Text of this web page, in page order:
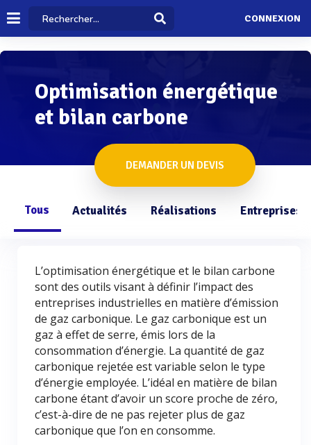
CONNEXION
Optimisation énergétique
et bilan carbone
DEMANDER UN DEVIS
Tous Actualités Réalisations Entreprises
L’optimisation énergétique et le bilan carbone
sont des outils visant à définir l’impact des
entreprises industrielles en matière d’émission
de gaz carbonique. Le gaz carbonique est un
gaz à effet de serre, émis lors de la
consommation d’énergie. La quantité de gaz
carbonique rejetée est variable selon le type
d’énergie employée. L’idéal en matière de bilan
carbone étant d’avoir un score proche de zéro,
c’est-à-dire de ne pas rejeter plus de gaz
carbonique que l’on en consomme.